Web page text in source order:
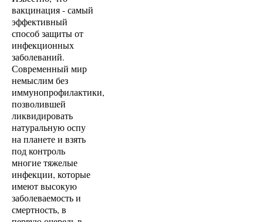
вакцинация - самый
эффективный
способ защиты от
инфекционных
заболеваний.
Современный мир
немыслим без
иммунопрофилактики,
позволившей
ликвидировать
натуральную оспу
на планете и взять
под контроль
многие тяжелые
инфекции, которые
имеют высокую
заболеваемость и
смертность, в